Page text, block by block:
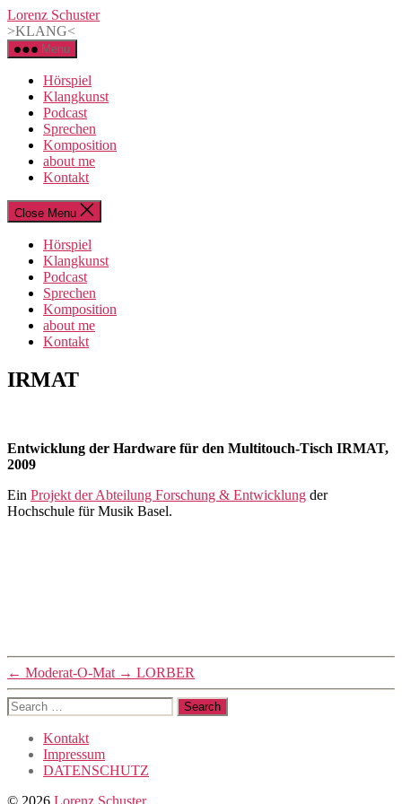
Skip
to
the
content
Lorenz Schuster
>KLANG<
Menu
Hörspiel
Klangkunst
Podcast
Sprechen
Komposition
about me
Kontakt
Close Menu
Hörspiel
Klangkunst
Podcast
Sprechen
Komposition
about me
Kontakt
Categories
INSTALLATION
IRMAT
lorenzo
Entwicklung der Hardware für den Multitouch-Tisch IRMAT,
2009
Ein Projekt der Abteilung Forschung & Entwicklung der
Hochschule für Musik Basel.
← Moderat-O-Mat → LORBER
Search
for:
Kontakt
Impressum
DATENSCHUTZ
© 2026 Lorenz Schuster